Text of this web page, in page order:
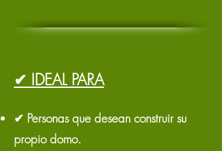
✔ IDEAL PARA
✔ Personas que desean construir su
propio domo.